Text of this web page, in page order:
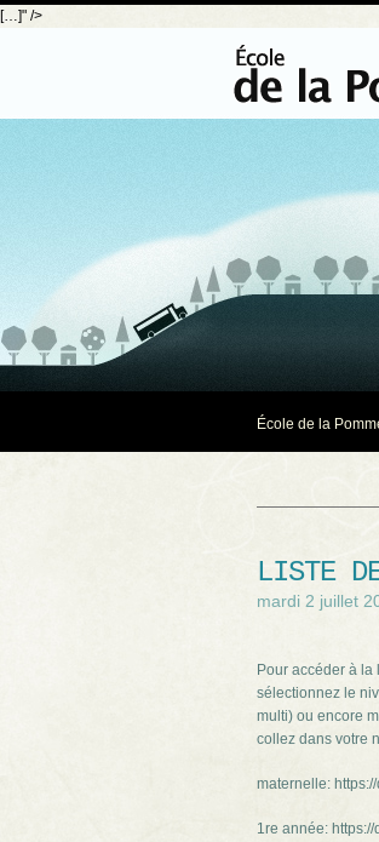
[…]" />
École de la
LISTE
mardi 2 juillet
Pour accéder à
sélectionnez le
multi) ou encore
collez dans votre
maternelle:
1re année: